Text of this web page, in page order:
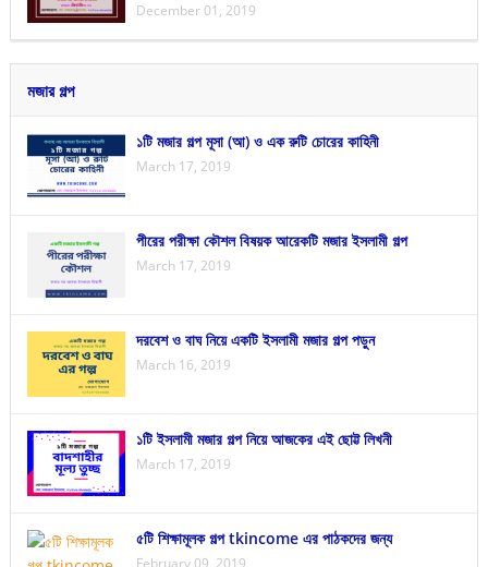
December 01, 2019
মজার গল্প
১টি মজার গল্প মূসা (আ) ও এক রুটি চোরের কাহিনী
March 17, 2019
পীরের পরীক্ষা কৌশল বিষয়ক আরেকটি মজার ইসলামী গল্প
March 17, 2019
দরবেশ ও বাঘ নিয়ে একটি ইসলামী মজার গল্প পড়ুন
March 16, 2019
১টি ইসলামী মজার গল্প নিয়ে আজকের এই ছোট্ট লিখনী
March 17, 2019
৫টি শিক্ষামূলক গল্প tkincome এর পাঠকদের জন্য